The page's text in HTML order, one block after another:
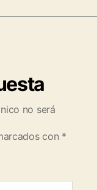
no será
con *